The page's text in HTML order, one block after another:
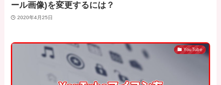
ール画像)を変更するには？
2020年4月25日
YouTube